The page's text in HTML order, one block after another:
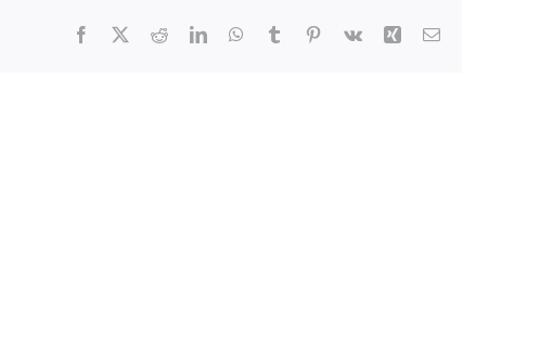
Facebook RedditLinkedInWhatsApp
Tumblr Pinterest
Vk Xing Correo